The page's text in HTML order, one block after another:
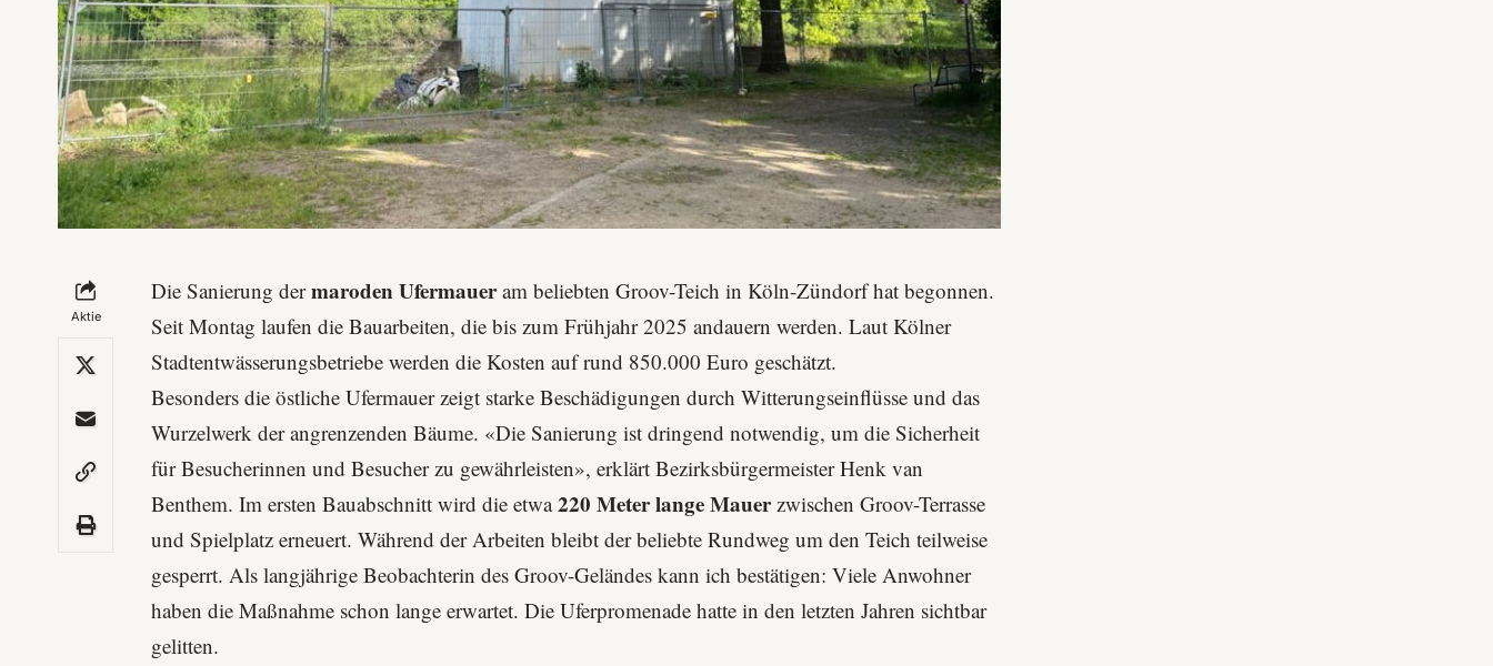
Aktie
Die Sanierung dermaroden Ufermaueram beliebten Groov-Teich in Köln-Zündorf hat begonnen.
Seit Montag laufen die Bauarbeiten, die bis zum Frühjahr 2025 andauern werden. LautKölner
Stadtentwässerungsbetriebe werden die Kosten auf rund 850.000 Euro geschätzt.
Besonders die östliche Ufermauer zeigt starke Beschädigungen durch Witterungseinflüsse und das
Wurzelwerk der angrenzenden Bäume. «Die Sanierung ist dringend notwendig, um die Sicherheit
für Besucherinnen und Besucher zu gewährleisten», erklärt Bezirksbürgermeister Henk van
Benthem. Im ersten Bauabschnitt wird die etwa220 Meter lange Mauerzwischen Groov-Terrasse
und Spielplatz erneuert. Während der Arbeiten bleibt der beliebte Rundweg um den Teich teilweise
gesperrt. Als langjährige Beobachterin des Groov-Geländes kann ich bestätigen: Viele Anwohner
haben die Maßnahme schon lange erwartet. Die Uferpromenade hatte in den letzten Jahren sichtbar
gelitten.